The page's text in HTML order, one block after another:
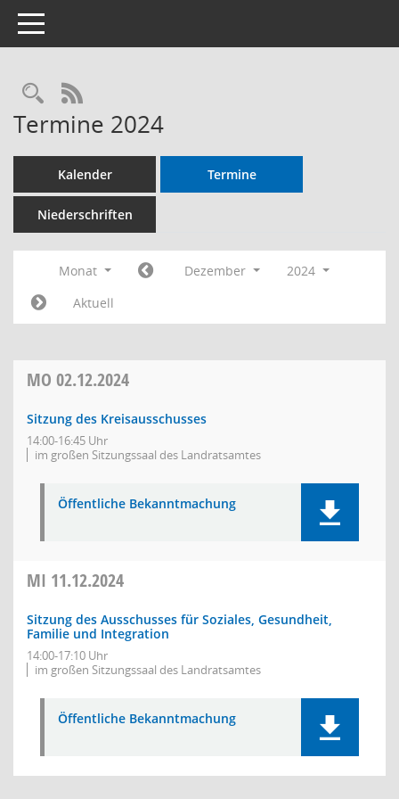
Toggle navigation
RSS-Feed
Termine 2024
Kalender Termine
Niederschriften
Monat Dezember
2024
Aktuell
MO 02.12.2024
Sitzung des Kreisausschusses
14:00-16:45 Uhr
im großen Sitzungssaal des Landratsamtes
Öffentliche Bekanntmachung
MI 11.12.2024
Sitzung des Ausschusses für Soziales, Gesundheit,
Familie und Integration
14:00-17:10 Uhr
im großen Sitzungssaal des Landratsamtes
Öffentliche Bekanntmachung